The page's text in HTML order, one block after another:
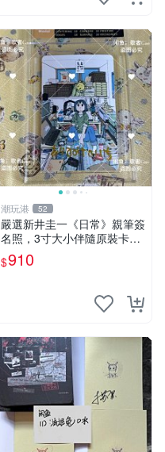
潮玩港 52
嚴選新井圭一《日常》親筆簽
名照，3寸大小伴隨原裝卡
磚，適合收藏 日常生活、藝
術品、 SignedPhoto
$910